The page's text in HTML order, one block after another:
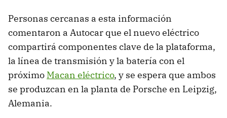
Personas cercanas a esta información
comentaron a Autocar que el nuevo eléctrico
compartirá componentes clave de la plataforma,
la línea de transmisión y la batería con el
próximo Macan eléctrico, y se espera que ambos
se produzcan en la planta de Porsche en Leipzig,
Alemania.